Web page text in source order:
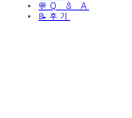
💬Q & A
📝후기